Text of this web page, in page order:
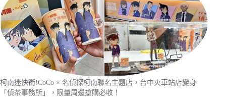
柯南迷快衝!CoCo × 名偵探柯南聯名主題店，台中火車站店變身
「偵茶事務所」，限量周邊搶購必收！